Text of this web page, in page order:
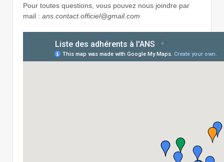
Pour toutes questions, vous pouvez nous joindre par
mail : ans.contact.officiel@gmail.com